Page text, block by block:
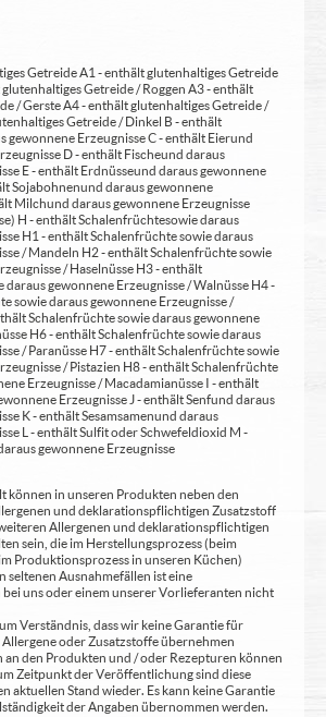
Getreide A1 - enthält glutenhaltiges Getreide
Getreide / Roggen A3 - enthält
/ Gerste A4 - enthält glutenhaltiges Getreide /
Getreide / Dinkel B - enthält
gewonnene Erzeugnisse C - enthält Eier und
D - enthält Fische und daraus
E - enthält Erdnüsse und daraus gewonnene
Sojabohnen und daraus gewonnene
Milch und daraus gewonnene Erzeugnisse
H - enthält Schalenfrüchte sowie daraus
H1 - enthält Schalenfrüchte sowie daraus
/ Mandeln H2 - enthält Schalenfrüchte sowie
/ Haselnüsse H3 - enthält
gewonnene Erzeugnisse / Walnüsse H4 -
sowie daraus gewonnene Erzeugnisse /
Schalenfrüchte sowie daraus gewonnene
H6 - enthält Schalenfrüchte sowie daraus
/ Paranüsse H7 - enthält Schalenfrüchte sowie
/ Pistazien H8 - enthält Schalenfrüchte
Erzeugnisse / Macadamianüsse I - enthält
Erzeugnisse J - enthält Senf und daraus
K - enthält Sesamsamen und daraus
L - enthält Sulfit oder Schwefeldioxid M -
gewonnene Erzeugnisse
können in unseren Produkten neben den
und deklarationspflichtigen Zusatzstoff
Allergenen und deklarationspflichtigen
sein, die im Herstellungsprozess (beim
Produktionsprozess in unseren Küchen)
seltenen Ausnahmefällen ist eine
uns oder einem unserer Vorlieferanten nicht
Verständnis, dass wir keine Garantie für
oder Zusatzstoffe übernehmen
an den Produkten und / oder Rezepturen können
Zeitpunkt der Veröffentlichung sind diese
aktuellen Stand wieder. Es kann keine Garantie
der Angaben übernommen werden.